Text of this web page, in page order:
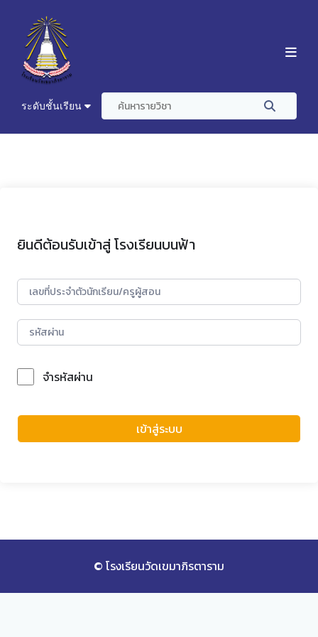
ระดับชั้นเรียน
ยินดีต้อนรับเข้าสู่ โรงเรียนบนฟ้า
จำรหัสผ่าน
เข้าสู่ระบบ
© โรงเรียนวัดเขมาภิรตาราม